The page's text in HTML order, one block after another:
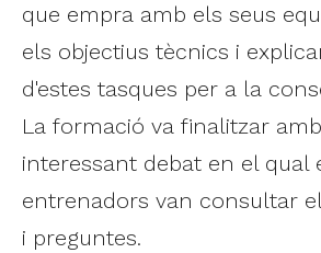
que empra amb els seus
els objectius tècnics i
d'estes tasques per a la
La formació va finalitzar
interessant debat en el qual
entrenadors van consultar
i preguntes.